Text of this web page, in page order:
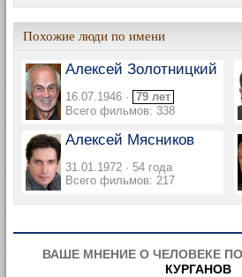
Похожие люди по имени
Алексей Золотницкий
16.07.1946 · 79 лет
Всего фильмов: 338
Алексей Мясников
31.01.1972 · 54 года
Всего фильмов: 217
ВАШЕ МНЕНИЕ О ЧЕЛОВЕКЕ
КУРГАНОВ